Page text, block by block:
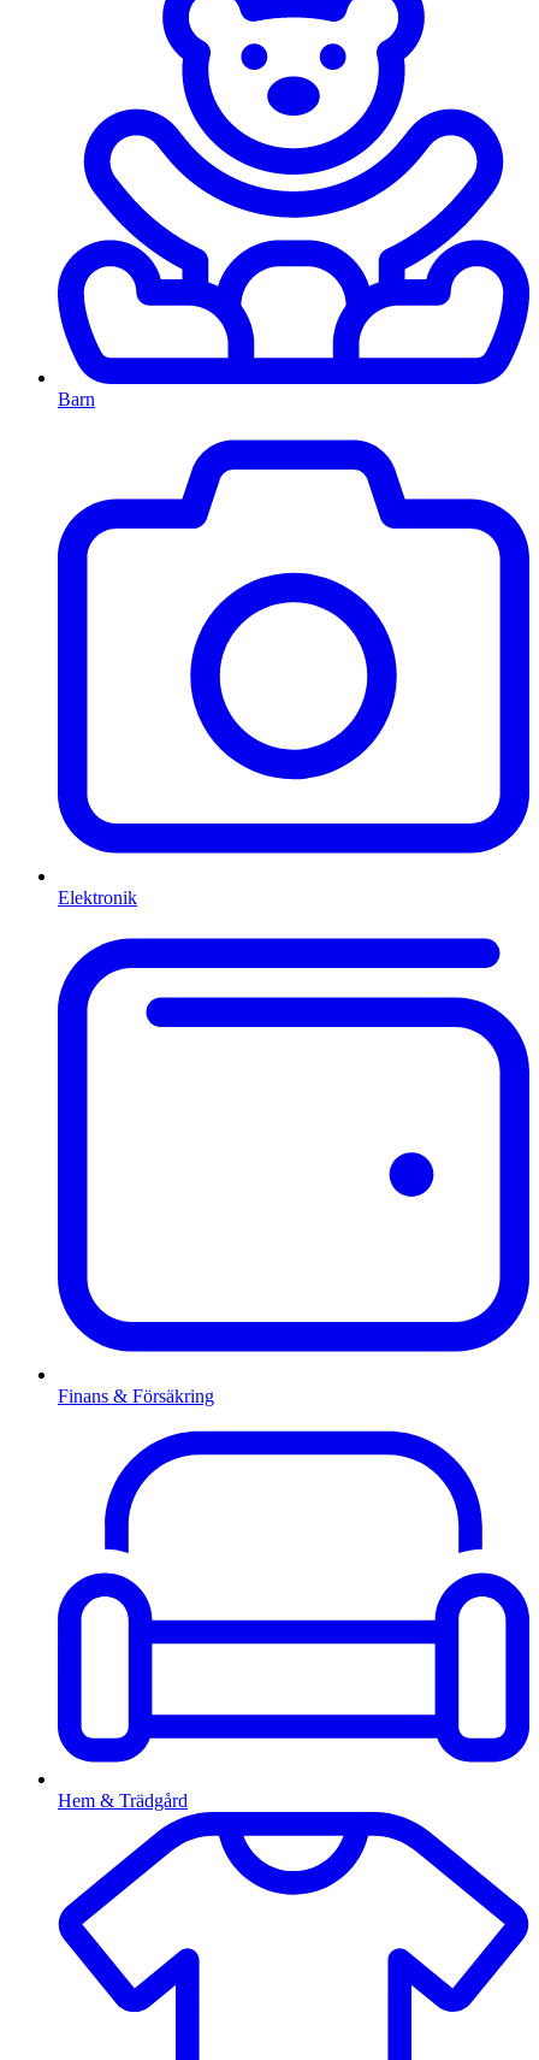
Barn
Elektronik
Finans & Försäkring
Hem & Trädgård